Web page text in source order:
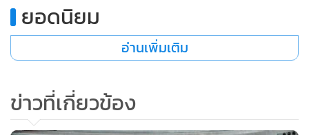
จะทำได้ และกำชับสำหรับคนที่ต้องเข้ามาปฎิบัติหน้าที่ ต้อง
ปฏิบัติตามมาตรการอย่างเข้มงวด
ยอดนิยม
อ่านเพิ่มเติม
ข่าวที่เกี่ยวข้อง